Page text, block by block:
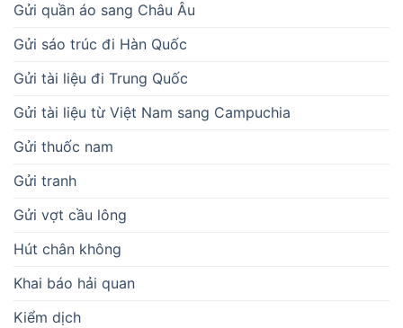
Gửi quần áo sang Châu Âu
Gửi sáo trúc đi Hàn Quốc
Gửi tài liệu đi Trung Quốc
Gửi tài liệu từ Việt Nam sang Campuchia
Gửi thuốc nam
Gửi tranh
Gửi vợt cầu lông
Hút chân không
Khai báo hải quan
Kiểm dịch